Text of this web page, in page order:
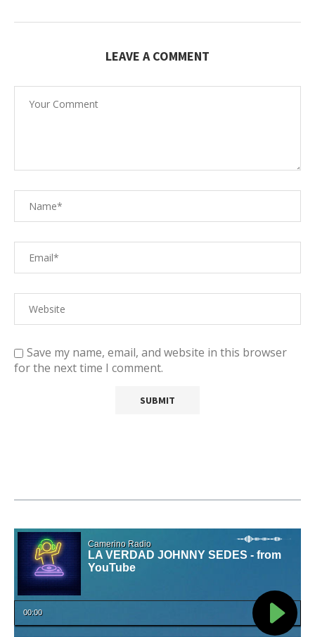
LEAVE A COMMENT
Save my name, email, and website in this browser
for the next time I comment.